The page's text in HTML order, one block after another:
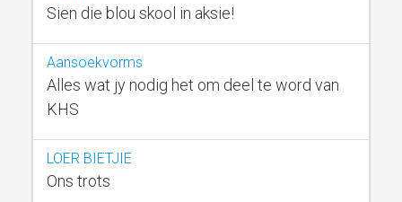
Sien die blou skool in aksie!
Aansoekvorms
Alles wat jy nodig het om deel te word van
KHS
LOER BIETJIE
Ons trots